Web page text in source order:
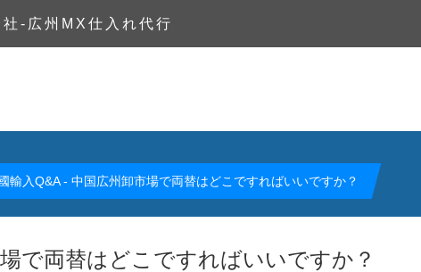
-広州MX仕入れ代行
で両替はどこですればいいですか？
輸入Q&A - 中国広州卸市場で両替はどこですればいいですか？